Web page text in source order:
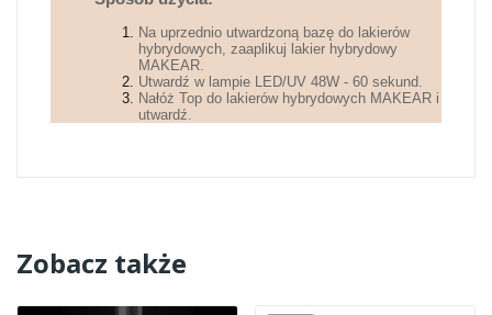
Na uprzednio utwardzoną bazę do lakierów
hybrydowych, zaaplikuj lakier hybrydowy
MAKEAR.
Utwardź w lampie LED/UV 48W - 60 sekund.
Nałóż Top do lakierów hybrydowych MAKEAR i
utwardź.
Zobacz także